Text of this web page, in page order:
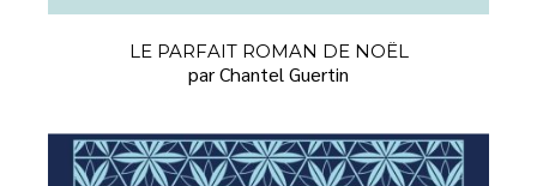
LE PARFAIT ROMAN DE NOËL
par Chantel Guertin